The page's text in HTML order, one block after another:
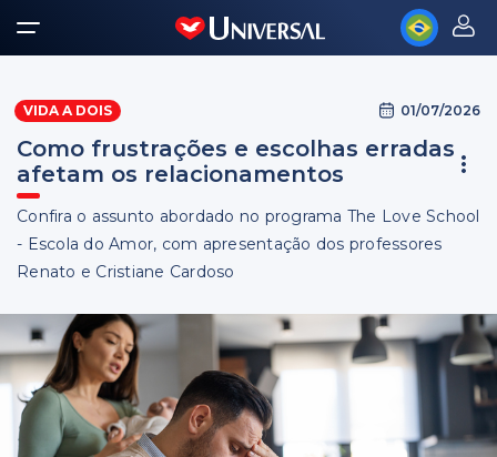
VIDA A DOIS 01/07/2026
Como frustrações e escolhas erradas
afetam os relacionamentos
Confira o assunto abordado no programa The Love School
- Escola do Amor, com apresentação dos professores
Renato e Cristiane Cardoso